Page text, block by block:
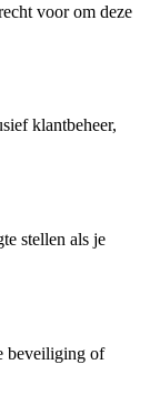
voor om deze
klantbeheer,
stellen als je
beveiliging of